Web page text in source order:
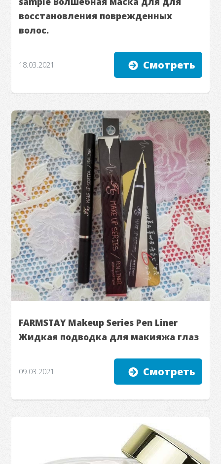
восстановления поврежденных
волос.
18.03.2021 Смотреть
FARMSTAY Makeup Series Pen Liner
Жидкая подводка для макияжа глаз
09.03.2021 Смотреть